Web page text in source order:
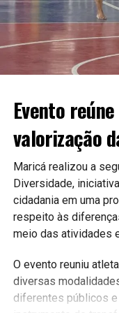
A expectativa é que
uma gestão mais
mais a população
notícias sobre
#Maricá
#CidadeInteligente
Evento
valorização
Maricá realizou a
Diversidade,
cidadania em uma
respeito às
meio das atividades
O evento reuniu
diversas
diferentes públicos